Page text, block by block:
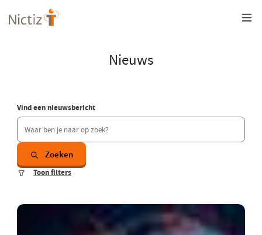
Overslaan
en
Nieuws
Vind een nieuwsbericht
Zoeken
Toon filters